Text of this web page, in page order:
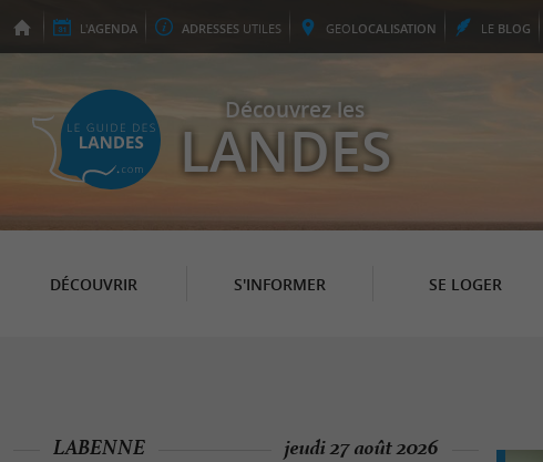
L'AGENDA ADRESSES UTILES GEOLOCALISATION LE BLOG
Découvrez les
LANDES
DÉCOUVRIR S'INFORMER SE LOGER
LABENNE jeudi 27 août 2026